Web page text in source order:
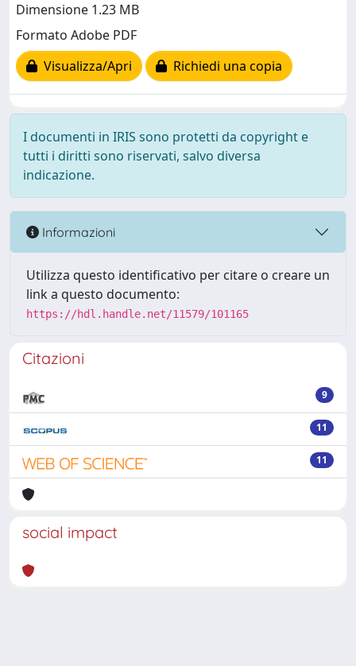
Dimensione 1.23 MB
Formato Adobe PDF
Visualizza/Apri
Richiedi una copia
I documenti in IRIS sono protetti da copyright e
tutti i diritti sono riservati, salvo diversa
indicazione.
Informazioni
Utilizza questo identificativo per citare o creare un
link a questo documento:
https://hdl.handle.net/11579/101165
Citazioni
9
11
11
social impact